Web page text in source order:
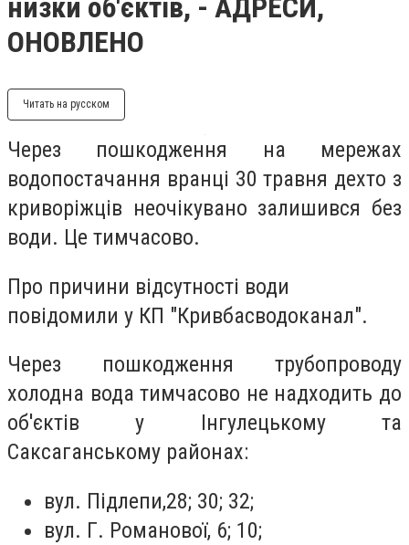
низки об'єктів, - АДРЕСИ,
ОНОВЛЕНО
Читать на русском
Через пошкодження на мережах
водопостачання вранці 30 травня дехто з
криворіжців неочікувано залишився без
води. Це тимчасово.
Про причини відсутності води
повідомили у КП "Кривбасводоканал".
Через пошкодження трубопроводу
холодна вода тимчасово не надходить до
об'єктів у Інгулецькому та
Саксаганському районах:
вул. Підлепи,28; 30; 32;
вул. Г. Романової, 6; 10;